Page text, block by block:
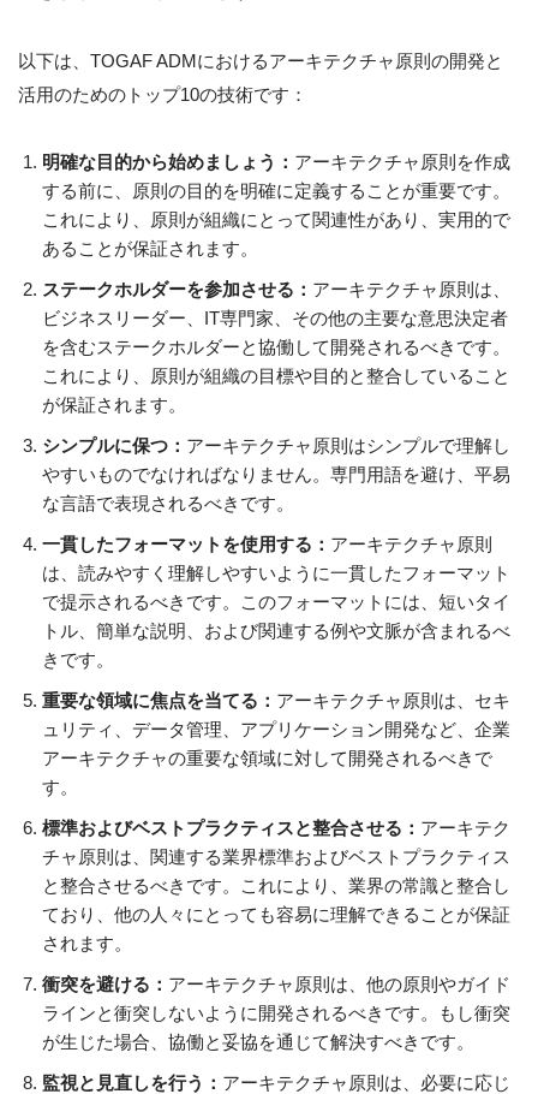
以下は、TOGAF ADMにおけるアーキテクチャ原則の開発と
活用のためのトップ10の技術です：
明確な目的から始めましょう： アーキテクチャ原則を作成
する前に、原則の目的を明確に定義することが重要です。
これにより、原則が組織にとって関連性があり、実用的で
あることが保証されます。
ステークホルダーを参加させる： アーキテクチャ原則は、
ビジネスリーダー、IT専門家、その他の主要な意思決定者
を含むステークホルダーと協働して開発されるべきです。
これにより、原則が組織の目標や目的と整合していること
が保証されます。
シンプルに保つ： アーキテクチャ原則はシンプルで理解し
やすいものでなければなりません。専門用語を避け、平易
な言語で表現されるべきです。
一貫したフォーマットを使用する： アーキテクチャ原則
は、読みやすく理解しやすいように一貫したフォーマット
で提示されるべきです。このフォーマットには、短いタイ
トル、簡単な説明、および関連する例や文脈が含まれるべ
きです。
重要な領域に焦点を当てる： アーキテクチャ原則は、セキ
ュリティ、データ管理、アプリケーション開発など、企業
アーキテクチャの重要な領域に対して開発されるべきで
す。
標準およびベストプラクティスと整合させる： アーキテク
チャ原則は、関連する業界標準およびベストプラクティス
と整合させるべきです。これにより、業界の常識と整合し
ており、他の人々にとっても容易に理解できることが保証
されます。
衝突を避ける： アーキテクチャ原則は、他の原則やガイド
ラインと衝突しないように開発されるべきです。もし衝突
が生じた場合、協働と妥協を通じて解決すべきです。
監視と見直しを行う： アーキテクチャ原則は、必要に応じ